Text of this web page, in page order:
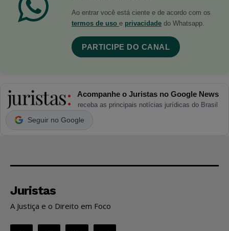
Ao entrar você está ciente e de acordo com os
termos de uso e privacidade do Whatsapp.
PARTICIPE DO CANAL
Acompanhe o Juristas no Google News
receba as principais notícias jurídicas do Brasil
Seguir no Google
Juristas
A Justiça e o Direito em Foco